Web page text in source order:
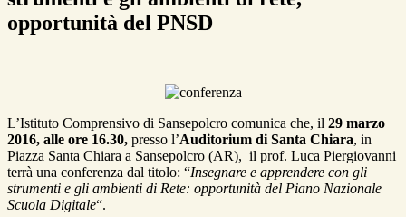
opportunità del PNSD
L’Istituto Comprensivo di Sansepolcro comunica che, il 29 marzo
2016, alle ore 16.30, presso l’Auditorium di Santa Chiara, in
Piazza Santa Chiara a Sansepolcro (AR), il prof. Luca Piergiovanni
terrà una conferenza dal titolo: “Insegnare e apprendere con gli
strumenti e gli ambienti di Rete: opportunità del Piano Nazionale
Scuola Digitale“.